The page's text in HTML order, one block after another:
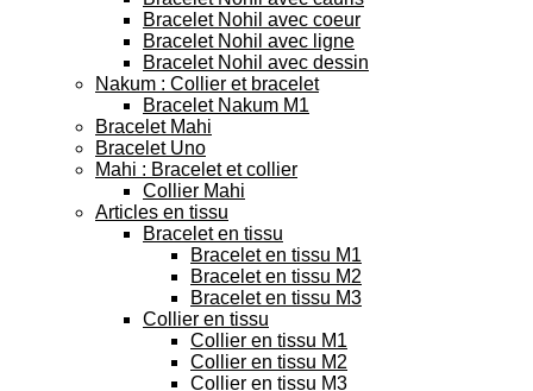
Bracelet Nohil avec coeur
Bracelet Nohil avec ligne
Bracelet Nohil avec dessin
Nakum : Collier et bracelet
Bracelet Nakum M1
Bracelet Mahi
Bracelet Uno
Mahi : Bracelet et collier
Collier Mahi
Articles en tissu
Bracelet en tissu
Bracelet en tissu M1
Bracelet en tissu M2
Bracelet en tissu M3
Collier en tissu
Collier en tissu M1
Collier en tissu M2
Collier en tissu M3